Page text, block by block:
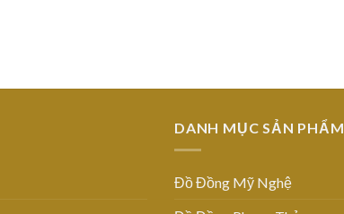
DANH MỤC SẢN PHẨM
Đồ Đồng Mỹ Nghệ